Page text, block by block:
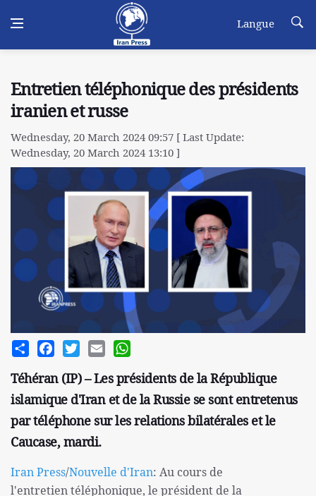
Langue
Entretien téléphonique des présidents
iranien et russe
Wednesday, 20 March 2024 09:57 [ Last Update:
Wednesday, 20 March 2024 13:10 ]
Share FacebookTwitterEmail
Téhéran (IP) – Les présidents de la République
islamique d'Iran et de la Russie se sont entretenus
par téléphone sur les relations bilatérales et le
Caucase, mardi.
Iran Press/Nouvelle d'Iran: Au cours de
l'entretien téléphonique, le président de la